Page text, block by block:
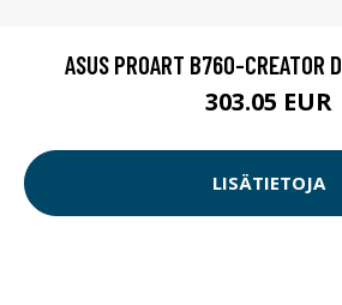
ASUS PROART B760-CREATOR
303.05 EUR
LISÄTIETOJA